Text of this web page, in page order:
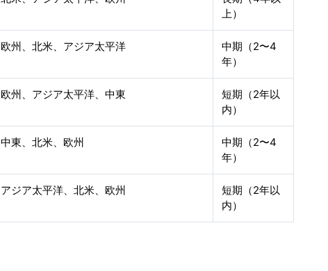
上）
欧州、北米、アジア太平洋
中期（2〜4
年）
欧州、アジア太平洋、中東
短期（2年以
内）
中東、北米、欧州
中期（2〜4
年）
アジア太平洋、北米、欧州
短期（2年以
内）